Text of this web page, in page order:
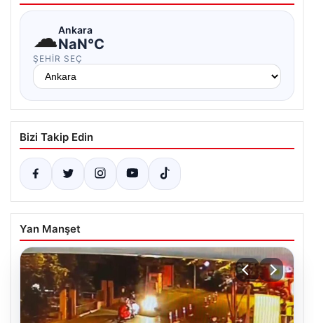
☁Ankara
NaN°C
ŞEHIR SEÇ
Bizi Takip Edin
Yan Manşet